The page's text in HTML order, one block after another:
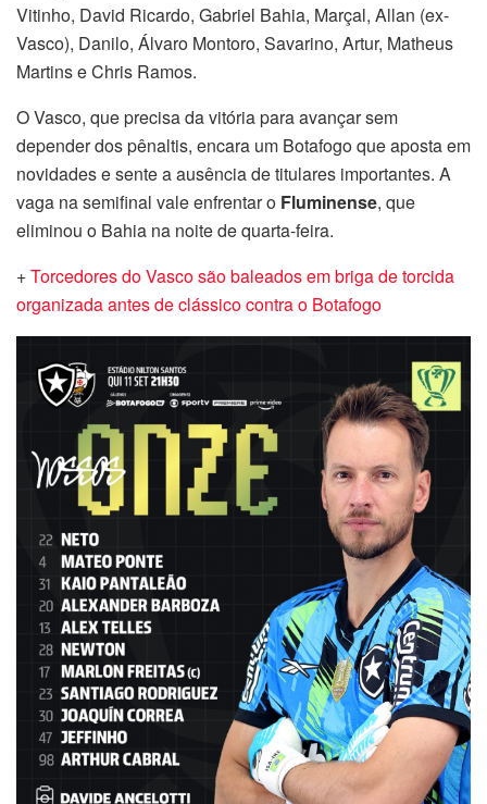
Vitinho, David Ricardo, Gabriel Bahia, Marçal, Allan (ex-
Vasco), Danilo, Álvaro Montoro, Savarino, Artur, Matheus
Martins e Chris Ramos.
O Vasco, que precisa da vitória para avançar sem
depender dos pênaltis, encara um Botafogo que aposta em
novidades e sente a ausência de titulares importantes. A
vaga na semifinal vale enfrentar o Fluminense, que
eliminou o Bahia na noite de quarta-feira.
+Torcedores do Vasco são baleados em briga de torcida
organizada antes de clássico contra o Botafogo